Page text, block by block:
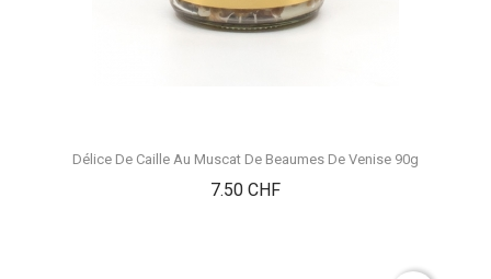
Délice De Caille Au Muscat De Beaumes De Venise 90g
7.50 CHFPrix